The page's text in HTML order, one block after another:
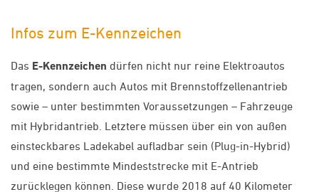
Infos zum E-Kennzeichen
Das E-Kennzeichen dürfen nicht nur reine Elektroautos
tragen, sondern auch Autos mit Brennstoffzellenantrieb
sowie – unter bestimmten Voraussetzungen – Fahrzeuge
mit Hybridantrieb. Letztere müssen über ein von außen
einsteckbares Ladekabel aufladbar sein (Plug-in-Hybrid)
und eine bestimmte Mindeststrecke mit E-Antrieb
zurücklegen können. Diese wurde 2018 auf 40 Kilometer